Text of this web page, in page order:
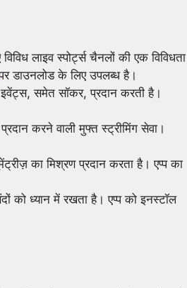
लाइव स्पोर्ट्स चैनलों की एक विविधता
डाउनलोड के लिए उपलब्ध है।
इवेंट्स, समेत सॉकर, प्रदान करती है।
करने वाली मुफ्त स्ट्रीमिंग सेवा।
का मिश्रण प्रदान करता है। एप्प का
को ध्यान में रखता है। एप्प को इनस्टॉल